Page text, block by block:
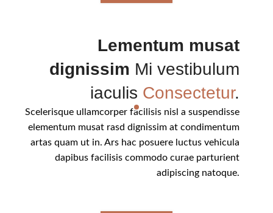
Lementum musat
dignissim Mi vestibulum
iaculis Consectetur.
Scelerisque ullamcorper facilisis nisl a suspendisse
elementum musat rasd dignissim at condimentum
artas quam ut in. Ars hac posuere luctus vehicula
dapibus facilisis commodo curae parturient
adipiscing natoque.